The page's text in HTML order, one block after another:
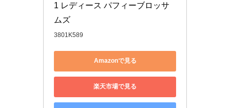
1 レディース パフィーブロッサ
ムズ
3801K589
Amazonで見る
楽天市場で見る